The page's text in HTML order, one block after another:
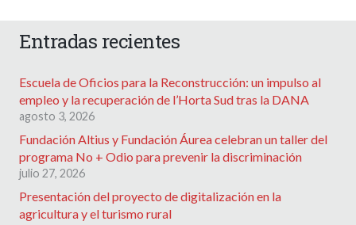
Entradas recientes
Escuela de Oficios para la Reconstrucción: un impulso al
empleo y la recuperación de l’Horta Sud tras la DANA
agosto 3, 2026
Fundación Altius y Fundación Áurea celebran un taller del
programa No + Odio para prevenir la discriminación
julio 27, 2026
Presentación del proyecto de digitalización en la
agricultura y el turismo rural